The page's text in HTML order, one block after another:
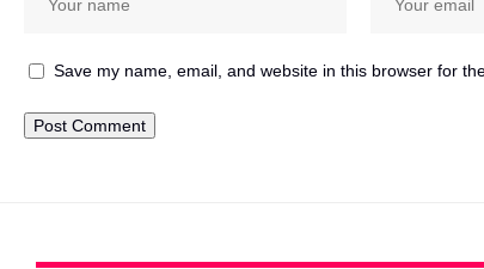
Save my name, email, and website in this browser for